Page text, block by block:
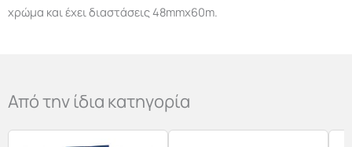
χρώμα και έχει διαστάσεις 48mmx60m.
Από την ίδια κατηγορία